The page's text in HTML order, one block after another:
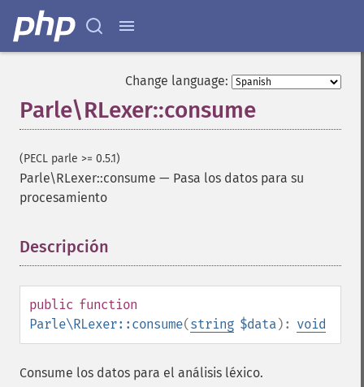
Change language:
Parle\RLexer::consume
(PECL parle >= 0.5.1)
Parle\RLexer::consume — Pasa los datos para su
procesamiento
Descripción
public function
Parle\RLexer::consume(string $data): void
Consume los datos para el análisis léxico.